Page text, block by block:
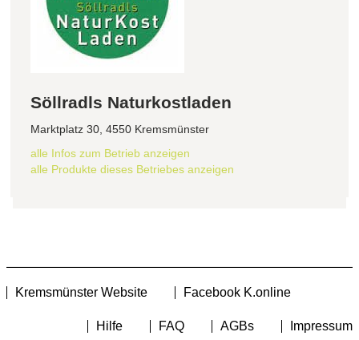
Söllradls Naturkostladen
Marktplatz 30, 4550 Kremsmünster
alle Infos zum Betrieb anzeigen
alle Produkte dieses Betriebes anzeigen
Kremsmünster Website Facebook K.online
Hilfe FAQ AGBs Impressum